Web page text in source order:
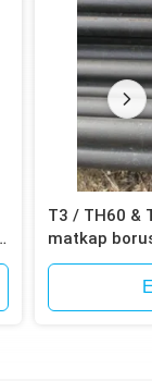
T3 / TH60 &
matkap